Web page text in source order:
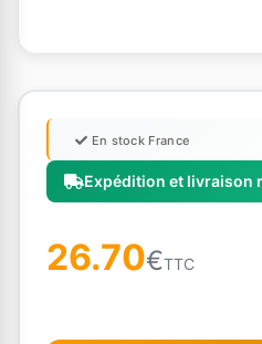
Expédition et livraison
En stock France
26.70€TTC